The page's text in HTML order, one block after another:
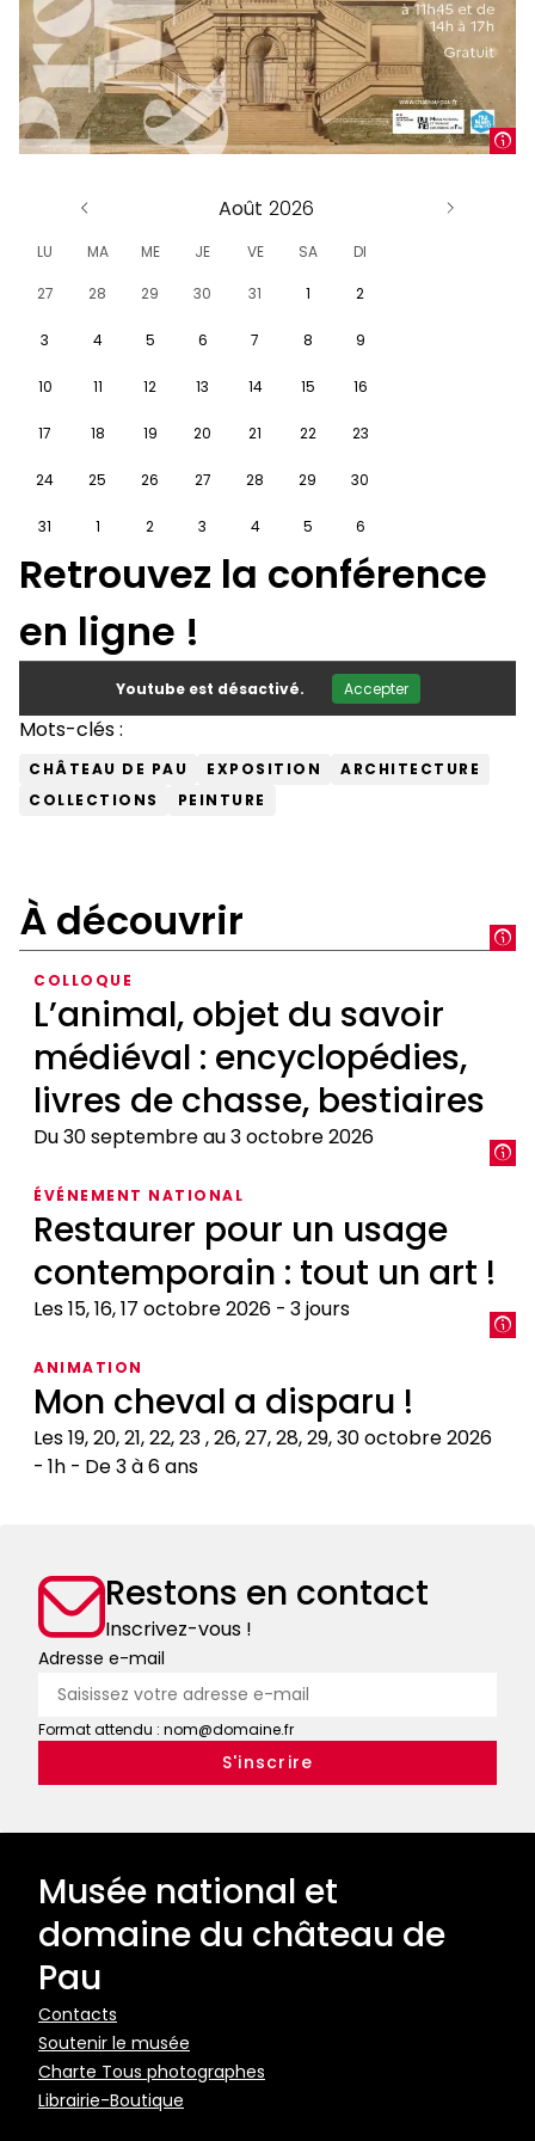
Août
LU MA ME JE VE SA DI
27 28 29 30 31 1 2
3 4 5 6 7 8 9
10 11 12 13 14 15 16
17 18 19 20 21 22 23
24 25 26 27 28 29 30
31 1 2 3 4 5 6
Retrouvez la conférence
en ligne !
Youtube est désactivé. Accepter
Mots-clés :
CHÂTEAU DE PAU EXPOSITION
ARCHITECTURE
COLLECTIONS
PEINTURE
À découvrir
L’animal, objet du savoir
médiéval : encyclopédies,
livres de chasse, bestiaires
Du 30 septembre au 3 octobre 2026
COLLOQUE
L’animal,
objet
du
savoir
médiéval
livres
de
chasse,
bestiaires
Restaurer pour un usage
contemporain : tout un art !
Les 15, 16, 17 octobre 2026 3 jours
ÉVÉNEMENT NATIONAL
pour
un
usage
contemporain
art
Mon cheval a disparu !
Les 19, 20, 21, 22, 23 , 26, 27, 28, 29, 30 octobre 2026
1h
De 3 à 6 ans
ANIMATION
disparu
Restons en contact
Inscrivez-vous !
Adresse e-mail
Format attendu : nom@domaine.fr
Musée national et
domaine du château de
Pau
Pied
de
page
Contacts
Soutenir le musée
Charte Tous photographes
Librairie-Boutique